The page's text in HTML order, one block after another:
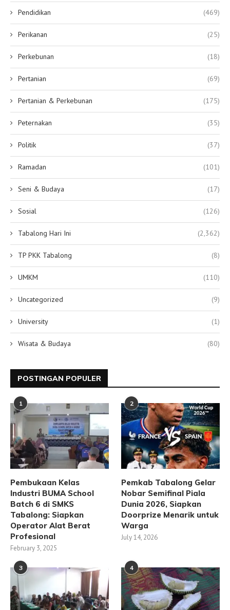
Pendidikan (469)
Perikanan (25)
Perkebunan (18)
Pertanian (69)
Pertanian & Perkebunan (175)
Peternakan (35)
Politik (37)
Ramadan (101)
Seni & Budaya (17)
Sosial (126)
Tabalong Hari Ini (2,362)
TP PKK Tabalong (8)
UMKM (110)
Uncategorized (9)
University (1)
Wisata & Budaya (80)
POSTINGAN POPULER
1
Pembukaan Kelas
Industri BUMA School
Batch 6 di SMKS
Tabalong: Siapkan
Operator Alat Berat
Profesional
February 3, 2025
2
Pemkab Tabalong Gelar
Nobar Semifinal Piala
Dunia 2026, Siapkan
Doorprize Menarik untuk
Warga
July 14, 2026
3 4